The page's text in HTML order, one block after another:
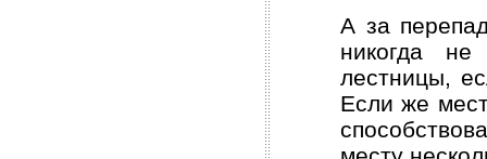
А за
никогда не
лестницы,
Если же